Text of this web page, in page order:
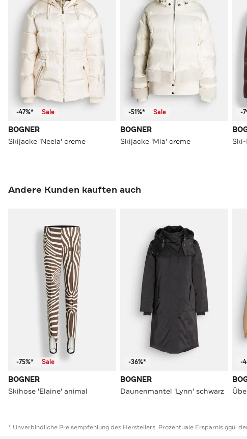
-47%* Sale
BOGNER
Skijacke 'Neela' creme
-51%* Sale
BOGNER
Skijacke 'Mia' creme
-
Andere Kunden kauften auch
-75%* Sale
BOGNER
Skihose 'Elaine' animal
-36%*
BOGNER
Daunenmantel 'Lynn' schwarz
-
* Unverbindliche Preisempfehlung des Herstellers. Prozentuale Ersparnis ggü.